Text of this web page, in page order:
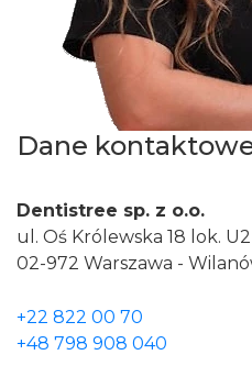
Dane
Dentistree sp. z o.o.
ul. Oś Królewska 18 lok. U2
02-972 Warszawa -
+22 822 00 70
+48 798 908 040